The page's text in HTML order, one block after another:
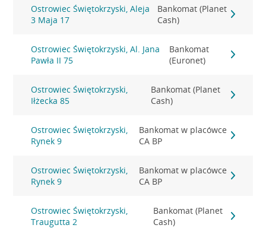
Ostrowiec Świętokrzyski, Aleja
3 Maja 17
Bankomat (Planet
Cash)
Ostrowiec Świętokrzyski, Al. Jana
Pawła II 75
Bankomat
(Euronet)
Ostrowiec Świętokrzyski,
Iłżecka 85
Bankomat (Planet
Cash)
Ostrowiec Świętokrzyski,
Rynek 9
Bankomat w placówce
CA BP
Ostrowiec Świętokrzyski,
Rynek 9
Bankomat w placówce
CA BP
Ostrowiec Świętokrzyski,
Traugutta 2
Bankomat (Planet
Cash)